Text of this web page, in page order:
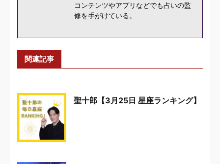
コンテンツやアプリなどでも占いの監
修を手がけている。
関連記事
聖十郎【3月25日 星座ランキング】